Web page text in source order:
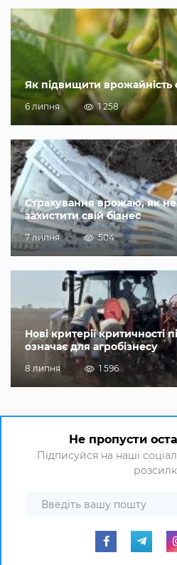
Як підвищити врожайність
6 липня 1 258
Страхування врожаю, як
захистити свій бізнес
7 липня 504
Нові критерії
означає для агробізнесу
8 липня 1 596
Не пропусти
Підписуйся на наші